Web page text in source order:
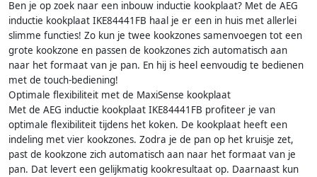
Ben je op zoek naar een inbouw inductie kookplaat? Met de AEG
inductie kookplaat IKE84441FB haal je er een in huis met allerlei
slimme functies! Zo kun je twee kookzones samenvoegen tot een
grote kookzone en passen de kookzones zich automatisch aan
naar het formaat van je pan. En hij is heel eenvoudig te bedienen
met de touch-bediening!
Optimale flexibiliteit met de MaxiSense kookplaat
Met de AEG inductie kookplaat IKE84441FB profiteer je van
optimale flexibiliteit tijdens het koken. De kookplaat heeft een
indeling met vier kookzones. Zodra je de pan op het kruisje zet,
past de kookzone zich automatisch aan naar het formaat van je
pan. Dat levert een gelijkmatig kookresultaat op. Daarnaast kun